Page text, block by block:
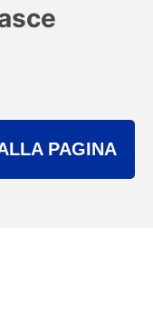
PAGINA